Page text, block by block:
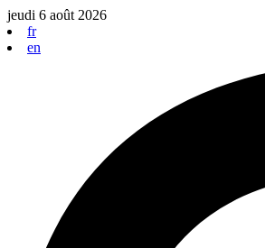
Aller
au
contenu
jeudi 6 août 2026
fr
en